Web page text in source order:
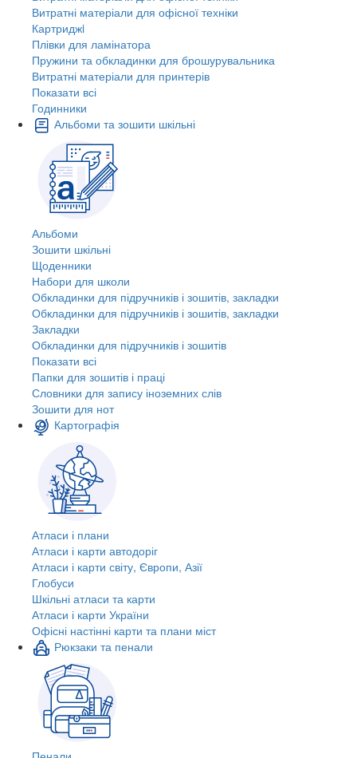
Витратні матеріали для офісної техніки
Картриджi
Плівки для ламінатора
Пружини та обкладинки для брошурувальника
Витратні матеріали для принтерів
Показати всі
Годинники
Альбоми та зошити шкільні
Альбоми
Зошити шкільні
Щоденники
Набори для школи
Обкладинки для підручників і зошитів, закладки
Обкладинки для підручників і зошитів, закладки
Закладки
Обкладинки для підручників і зошитів
Показати всі
Папки для зошитів і праці
Словники для запису іноземних слів
Зошити для нот
Картографія
Атласи і плани
Атласи і карти автодоріг
Атласи і карти світу, Європи, Азії
Глобуси
Шкільні атласи та карти
Атласи і карти України
Офісні настінні карти та плани міст
Рюкзаки та пенали